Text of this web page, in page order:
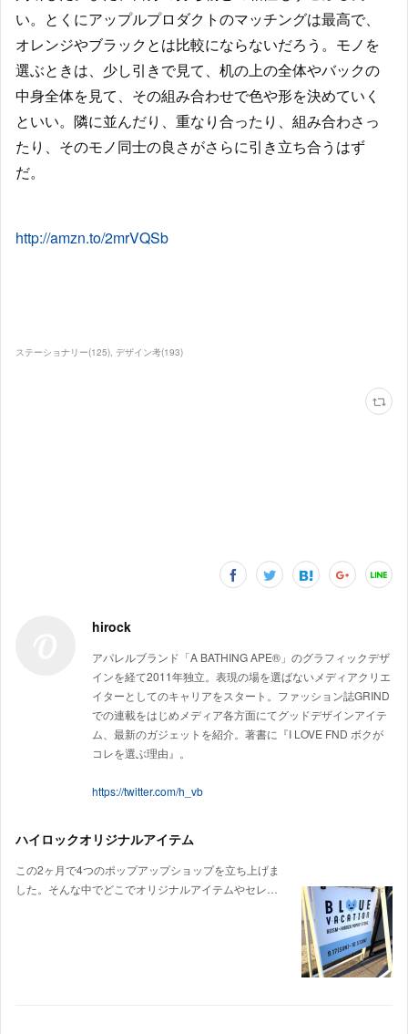
い。とくにアップルプロダクトのマッチングは最高で、
オレンジやブラックとは比較にならないだろう。モノを
選ぶときは、少し引きで見て、机の上の全体やバックの
中身全体を見て、その組み合わせで色や形を決めていく
といい。隣に並んだり、重なり合ったり、組み合わさっ
たり、そのモノ同士の良さがさらに引き立ち合うはず
だ。
http://amzn.to/2mrVQSb
ステーショナリー(125) デザイン考(193)
hirock
アパレルブランド「A BATHING APE®」のグラフィックデザ
インを経て2011年独立。表現の場を選ばないメディアクリエ
イターとしてのキャリアをスタート。ファッション誌GRIND
での連載をはじめメディア各方面にてグッドデザインアイテ
ム、最新のガジェットを紹介。著書に『I LOVE FND ボクが
コレを選ぶ理由』。
https://twitter.com/h_vb
ハイロックオリジナルアイテム
この2ヶ月で4つのポップアップショップを立ち上げま
した。そんな中でどこでオリジナルアイテムやセレ…